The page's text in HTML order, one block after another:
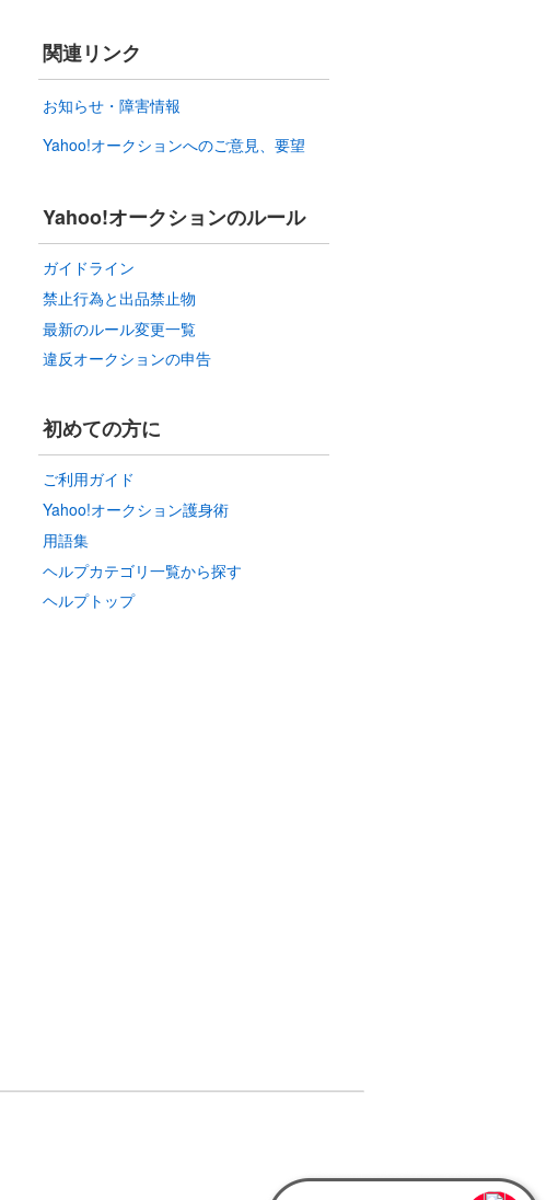
関連リンク
お知らせ・障害情報
Yahoo!オークションへのご意見、要望
Yahoo!オークションのルール
ガイドライン
禁止行為と出品禁止物
最新のルール変更一覧
違反オークションの申告
初めての方に
ご利用ガイド
Yahoo!オークション護身術
用語集
ヘルプカテゴリ一覧から探す
ヘルプトップ